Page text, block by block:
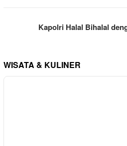
Kapolri Halal Bihalal
WISATA & KULINER